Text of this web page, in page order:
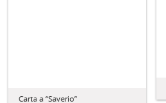
Carta a “Saverio”